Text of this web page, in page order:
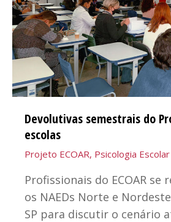
Devolutivas semestrais do
escolas
Projeto ECOAR, Psicologia Escolar
Profissionais do ECOAR se
os NAEDs Norte e
SP para discutir o cenário